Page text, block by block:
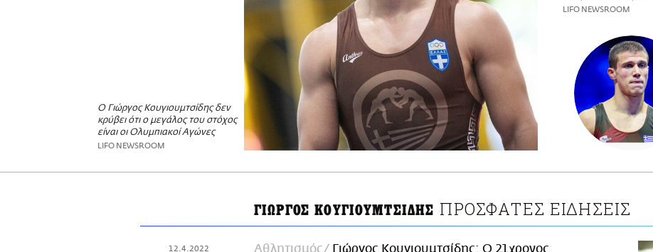
Ο Γιώργος Κουγιουμτσίδης δεν
κρύβει ότι ο μεγάλος του στόχος
είναι οι Ολυμπιακοί Αγώνες
LIFO NEWSROOM
LIFO NEWSROOM
ΓΙΩΡΓΟΣ ΚΟΥΓΙΟΥΜΤΣΙΔΗΣ ΠΡΟΣΦΑΤΕΣ ΕΙΔΗΣΕΙΣ
12.4.2022 Αθλητισμός
Γιώργος Κουγιουμτσίδης: Ο 21χρονος